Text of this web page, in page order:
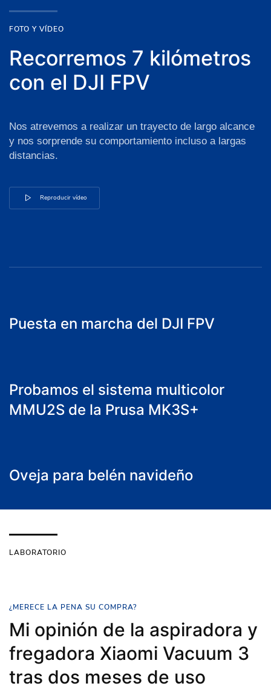
FOTO Y VÍDEO
Recorremos 7 kilómetros
con el DJI FPV
Nos atrevemos a realizar un trayecto de largo alcance
y nos sorprende su comportamiento incluso a largas
distancias.
Reproducir vídeo
Puesta en marcha del DJI FPV
Probamos el sistema multicolor
MMU2S de la Prusa MK3S+
Oveja para belén navideño
LABORATORIO
¿MERECE LA PENA SU COMPRA?
Mi opinión de la aspiradora y
fregadora Xiaomi Vacuum 3
tras dos meses de uso